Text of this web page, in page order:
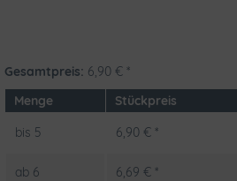
Gesamtpreis: 6,90 € *
Menge
Stückpreis
bis 5 6,90 € *
ab 6 6,69 € *